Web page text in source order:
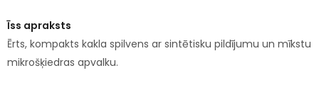
Īss apraksts
Ērts, kompakts kakla spilvens ar sintētisku pildījumu un mīkstu
mikrošķiedras apvalku.